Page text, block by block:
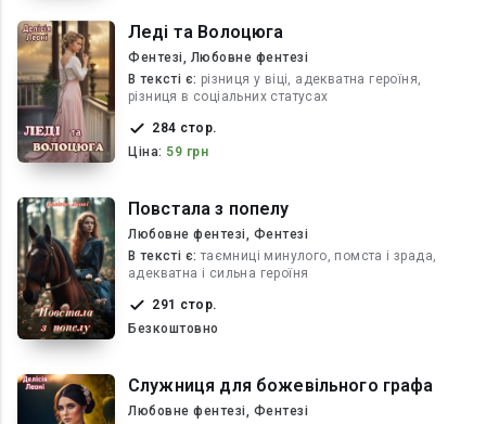
Леді та Волоцюга
Фентезі, Любовне фентезі
В текcті є: різниця у віці, адекватна героїня,
різниця в соціальних статусах
284 стор.
Ціна: 59 грн
Повстала з попелу
Любовне фентезі, Фентезі
В текcті є:таємниці минулого, помста і зрада,
адекватна і сильна героїня
291 стор.
Безкоштовно
Служниця для божевільного графа
Любовне фентезі, Фентезі